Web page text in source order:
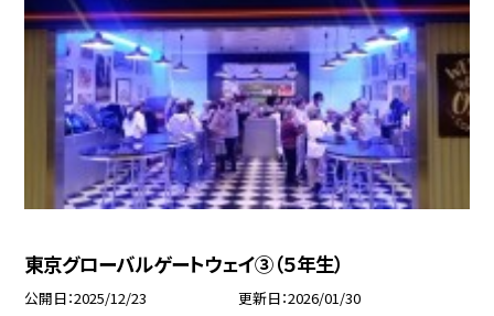
東京グローバルゲートウェイ③（５年生）
公開日 2025/12/23 更新日 2026/01/30